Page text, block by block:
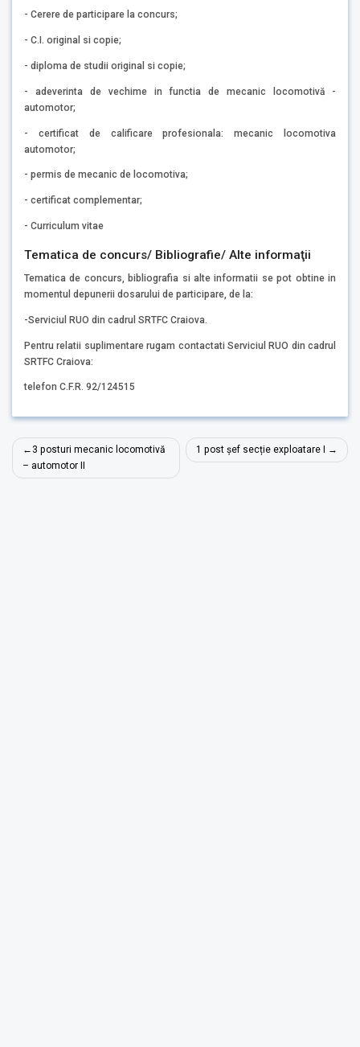
- Cerere de participare la concurs;
- C.I. original si copie;
- diploma de studii original si copie;
- adeverinta de vechime in functia de mecanic locomotivă -
automotor;
- certificat de calificare profesionala: mecanic locomotiva
automotor;
- permis de mecanic de locomotiva;
- certificat complementar;
- Curriculum vitae
Tematica de concurs/ Bibliografie/ Alte informaţii
Tematica de concurs, bibliografia si alte informatii se pot obtine in
momentul depunerii dosarului de participare, de la:
-Serviciul RUO din cadrul SRTFC Craiova.
Pentru relatii suplimentare rugam contactati Serviciul RUO din cadrul
SRTFC Craiova:
telefon C.F.R. 92/124515
Navigare
în
3 posturi mecanic locomotivă
– automotor II
1 post șef secție exploatare I